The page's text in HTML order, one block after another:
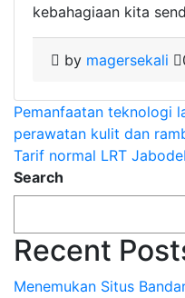
kebahagiaan kita
by magersekali
Post
navigation
Pemanfaatan teknologi
perawatan kulit dan
Tarif normal LRT
Search
Recent
Menemukan Situs